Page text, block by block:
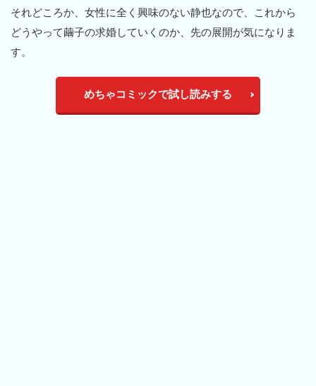
それどころか、女性に全く興味のない静也なので、これから
どうやって繭子の求婚していくのか、先の展開が気になりま
す。
めちゃコミックで試し読みする